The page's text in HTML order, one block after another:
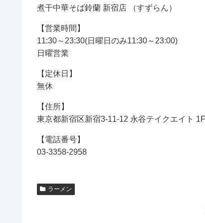
煮干中華そば鈴蘭 新宿店 （すずらん）
【営業時間】
11:30～23:30(日曜日のみ11:30～23:00)
日曜営業
【定休日】
無休
【住所】
東京都新宿区新宿3-11-12 永谷テイクエイト 1F
【電話番号】
03-3358-2958
ラーメン